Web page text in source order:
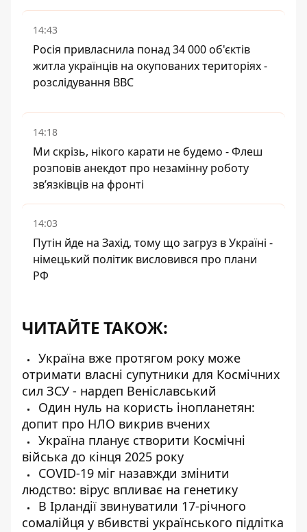
14:43
Росія привласнила понад 34 000 об'єктів
житла українців на окупованих територіях -
розслідування BBC
14:18
Ми скрізь, нікого карати не будемо - Флеш
розповів анекдот про незамінну роботу
зв’язківців на фронті
14:03
Путін йде на Захід, тому що загруз в Україні -
німецький політик висловився про плани
РФ
ЧИТАЙТЕ ТАКОЖ:
Україна вже протягом року може
отримати власні супутники для Космічних
сил ЗСУ - нардеп Веніславський
Один нуль на користь інопланетян:
допит про НЛО викрив вчених
Україна планує створити Космічні
війська до кінця 2025 року
COVID-19 міг назавжди змінити
людство: вірус впливає на генетику
В Ірландії звинуватили 17-річного
сомалійця у вбивстві українського підлітка